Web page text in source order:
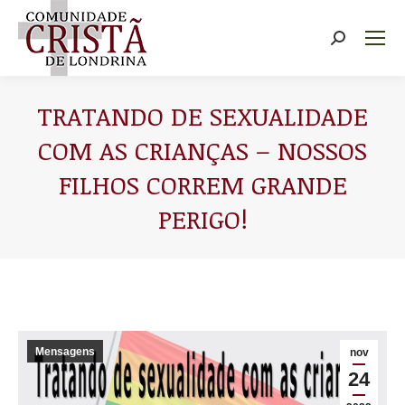
Buscar
TRATANDO DE SEXUALIDADE
COM AS CRIANÇAS – NOSSOS
FILHOS CORREM GRANDE
PERIGO!
nov
24
Mensagens